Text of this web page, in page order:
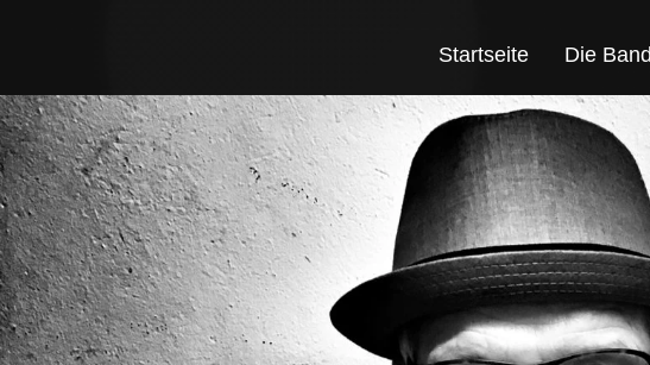
Startseite Die Band